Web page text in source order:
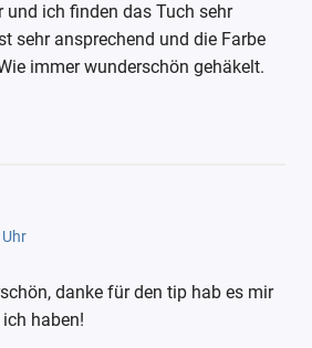
und ich finden das Tuch sehr
sehr ansprechend und die Farbe
immer wunderschön gehäkelt.
danke für den tip hab es mir
haben!